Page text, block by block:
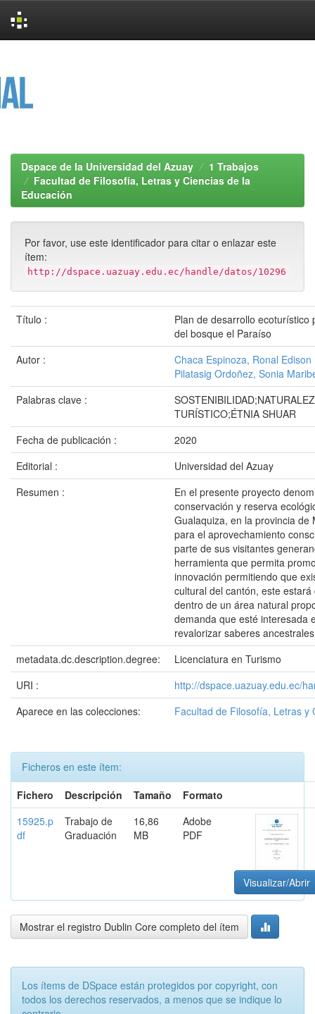
Dspace de la Universidad del Azuay
1 Trabajos
Facultad de Filosofía, Letras y Ciencias de la
Educación
Por favor, use este identificador para citar o enlazar este
ítem:
http://dspace.uazuay.edu.ec/handle/datos/10296
Título :
Plan de desarrollo
del bosque el Paraíso
Autor :
Chaca Espinoza, Ronal Edison
Pilatasig Ordoñez, Sonia
Palabras clave :
TURÍSTICO;ÉTNIA SHUAR
Fecha de publicación :
2020
Editorial :
Universidad del Azuay
Resumen :
En el presente proyecto
conservación y reserva
Gualaquiza, en la provincia
para el aprovechamiento
parte de sus visitantes
herramienta que permita
innovación permitiendo que
cultural del cantón, este
dentro de un área natural
demanda que esté interesada
revalorizar saberes
metadata.dc.description.degree:
Licenciatura en Turismo
URI :
http://dspace.uazuay.edu.ec/
Aparece en las colecciones:
Facultad de Filosofía, Letras y
Ficheros en este ítem:
Fichero
Descripción Tamaño
Formato
15925.p
df
Trabajo de
Graduación
16,86
MB
Adobe
PDF
Visualizar/Abrir
Mostrar el registro Dublin Core completo del ítem
Los ítems de DSpace están protegidos por copyright, con
todos los derechos reservados, a menos que se indique lo